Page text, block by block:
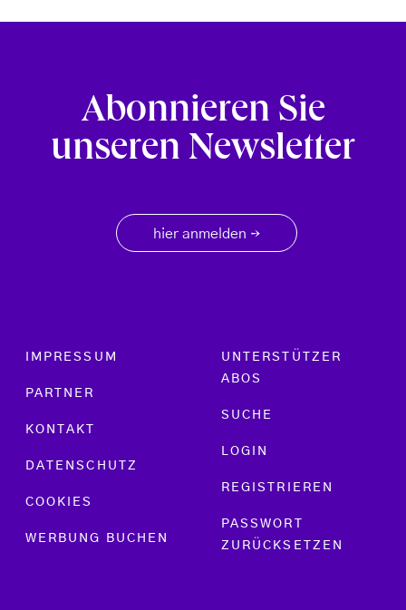
Abonnieren Sie
unseren Newsletter
hier anmelden →
Footer menu
IMPRESSUM
PARTNER
KONTAKT
DATENSCHUTZ
COOKIES
WERBUNG BUCHEN
UNTERSTÜTZER
ABOS
SUCHE
LOGIN
REGISTRIEREN
PASSWORT
ZURÜCKSETZEN